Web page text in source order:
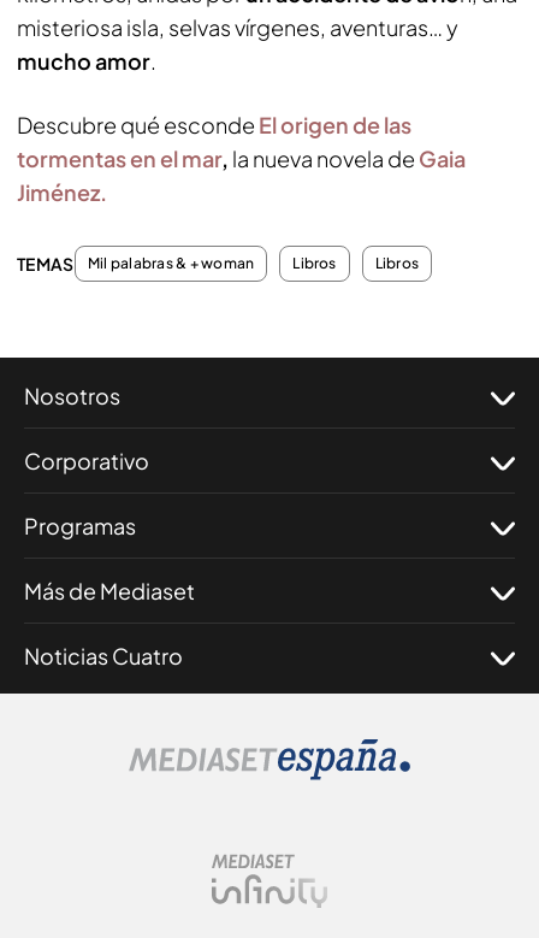
misteriosa isla, selvas vírgenes, aventuras… y
mucho amor.
Descubre qué esconde El origen de las
tormentas en el mar, la nueva novela de Gaia
Jiménez.
TEMAS Mil palabras & + woman Libros Libros
Nosotros
Corporativo
Programas
Más de Mediaset
Noticias Cuatro